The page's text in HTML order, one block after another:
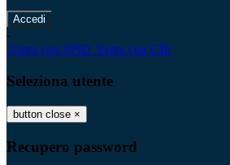
-
Entra con SPID Entra con CIE
Seleziona utente
button close ×
Recupero password